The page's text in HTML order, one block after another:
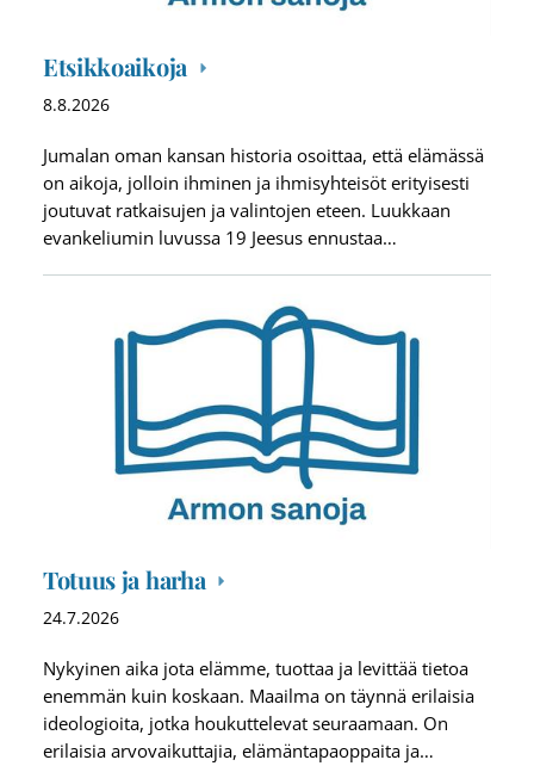
Etsikkoaikoja
8.8.2026
Jumalan oman kansan historia osoittaa, että elämässä
on aikoja, jolloin ihminen ja ihmisyhteisöt erityisesti
joutuvat ratkaisujen ja valintojen eteen. Luukkaan
evankeliumin luvussa 19 Jeesus ennustaa…
Totuus ja harha
24.7.2026
Nykyinen aika jota elämme, tuottaa ja levittää tietoa
enemmän kuin koskaan. Maailma on täynnä erilaisia
ideologioita, jotka houkuttelevat seuraamaan. On
erilaisia arvovaikuttajia, elämäntapaoppaita ja…